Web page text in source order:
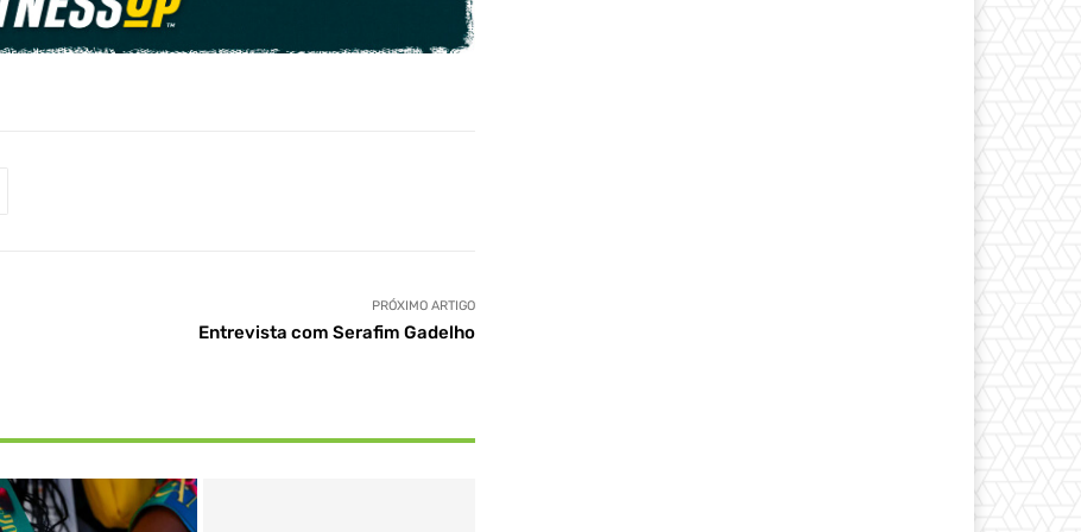
PRÓXIMO ARTIGO
Entrevista com Serafim Gadelho